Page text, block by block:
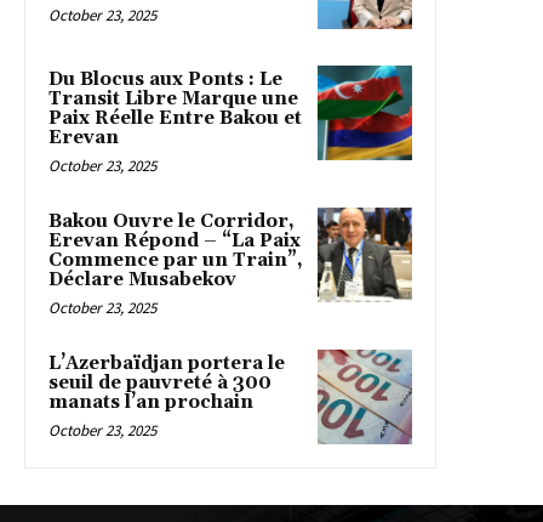
October 23, 2025
Du Blocus aux Ponts : Le
Transit Libre Marque une
Paix Réelle Entre Bakou et
Erevan
October 23, 2025
Bakou Ouvre le Corridor,
Erevan Répond – “La Paix
Commence par un Train”,
Déclare Musabekov
October 23, 2025
L’Azerbaïdjan portera le
seuil de pauvreté à 300
manats l’an prochain
October 23, 2025